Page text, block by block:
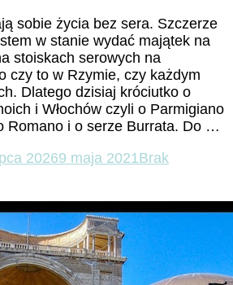
sobie życia bez sera. Szczerze
w stanie wydać majątek na
stoiskach serowych na
czy to w Rzymie, czy każdym
Dlatego dzisiaj króciutko o
i Włochów czyli o Parmigiano
Romano i o serze Burrata. Do …
20269 maja 2021Brak